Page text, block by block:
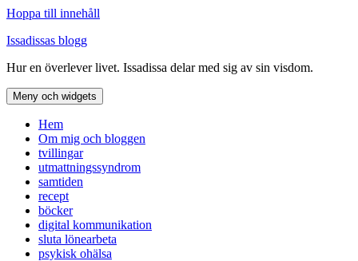
Hoppa till innehåll
Issadissas blogg
Hur en överlever livet. Issadissa delar med sig av sin visdom.
Meny och widgets
Hem
Om mig och bloggen
tvillingar
utmattningssyndrom
samtiden
recept
böcker
digital kommunikation
sluta lönearbeta
psykisk ohälsa